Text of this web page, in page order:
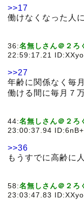
>>17
働けなくなった人
36:名無しさん＠２ろ
22:59:17.21
>>27
年齢に関係なく毎
働ける間に毎月７
44:名無しさん＠２ろ
23:00:37.94
>>36
もうすでに高齢に
58:名無しさん＠２ろ
23:03:47.83